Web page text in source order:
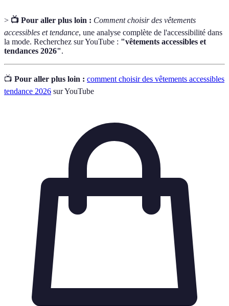
> 📺 Pour aller plus loin : Comment choisir des vêtements
accessibles et tendance, une analyse complète de l'accessibilité dans
la mode. Recherchez sur YouTube : "vêtements accessibles et
tendances 2026".
📺 Pour aller plus loin : comment choisir des vêtements accessibles
tendance 2026 sur YouTube